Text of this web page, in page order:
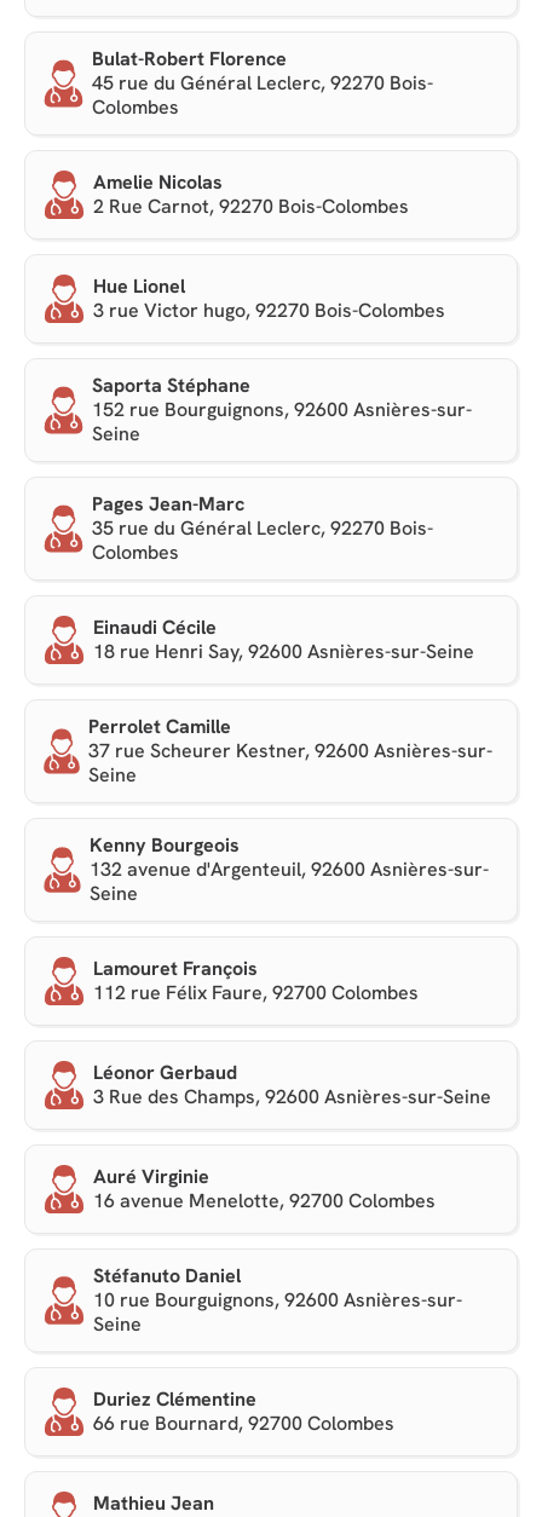
Bulat-Robert Florence
45 rue du Général Leclerc, 92270 Bois-
Colombes
Amelie Nicolas
2 Rue Carnot, 92270 Bois-Colombes
Hue Lionel
3 rue Victor hugo, 92270 Bois-Colombes
Saporta Stéphane
152 rue Bourguignons, 92600 Asnières-sur-
Seine
Pages Jean-Marc
35 rue du Général Leclerc, 92270 Bois-
Colombes
Einaudi Cécile
18 rue Henri Say, 92600 Asnières-sur-Seine
Perrolet Camille
37 rue Scheurer Kestner, 92600 Asnières-sur-
Seine
Kenny Bourgeois
132 avenue d'Argenteuil, 92600 Asnières-sur-
Seine
Lamouret François
112 rue Félix Faure, 92700 Colombes
Léonor Gerbaud
3 Rue des Champs, 92600 Asnières-sur-Seine
Auré Virginie
16 avenue Menelotte, 92700 Colombes
Stéfanuto Daniel
10 rue Bourguignons, 92600 Asnières-sur-
Seine
Duriez Clémentine
66 rue Bournard, 92700 Colombes
Mathieu Jean